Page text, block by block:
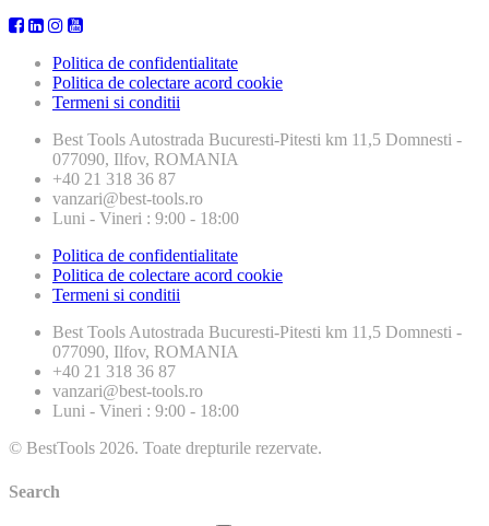
Politica de confidentialitate
Politica de colectare acord cookie
Termeni si conditii
Best Tools Autostrada Bucuresti-Pitesti km 11,5 Domnesti -
077090, Ilfov, ROMANIA
+40 21 318 36 87
vanzari@best-tools.ro
Luni - Vineri : 9:00 - 18:00
Politica de confidentialitate
Politica de colectare acord cookie
Termeni si conditii
Best Tools Autostrada Bucuresti-Pitesti km 11,5 Domnesti -
077090, Ilfov, ROMANIA
+40 21 318 36 87
vanzari@best-tools.ro
Luni - Vineri : 9:00 - 18:00
© BestTools 2026. Toate drepturile rezervate.
Search